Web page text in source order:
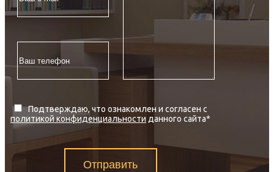
Подтверждаю, что ознакомлен и согласен с
политикой конфиденциальности данного сайта*
Отправить